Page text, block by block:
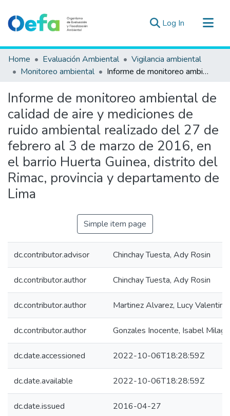
Log In (current)
Communities & Collections
All of DSpace
Estad. Externas
Guias ▾
Home Evaluación Ambiental
Vigilancia ambiental
Monitoreo ambiental
Informe de monitoreo ambiental de calidad de aire y mediciones de ruido ambiental realizado del 27 de febrero al 3 de marzo de 2016, en el barrio Huerta Guinea, distrito del Rimac, provincia y departamento de Lima
Informe de monitoreo ambiental de
calidad de aire y mediciones de
ruido ambiental realizado del 27 de
febrero al 3 de marzo de 2016, en
el barrio Huerta Guinea, distrito del
Rimac, provincia y departamento de
Lima
Simple item page
dc.contributor.advisor Chinchay Tuesta, Ady Rosin
dc.contributor.author Chinchay Tuesta, Ady Rosin
dc.contributor.author Martinez Alvarez, Lucy Valentina
dc.contributor.author Gonzales Inocente, Isabel
dc.date.accessioned 2022-10-06T18:28:59Z
dc.date.available 2022-10-06T18:28:59Z
dc.date.issued 2016-04-27